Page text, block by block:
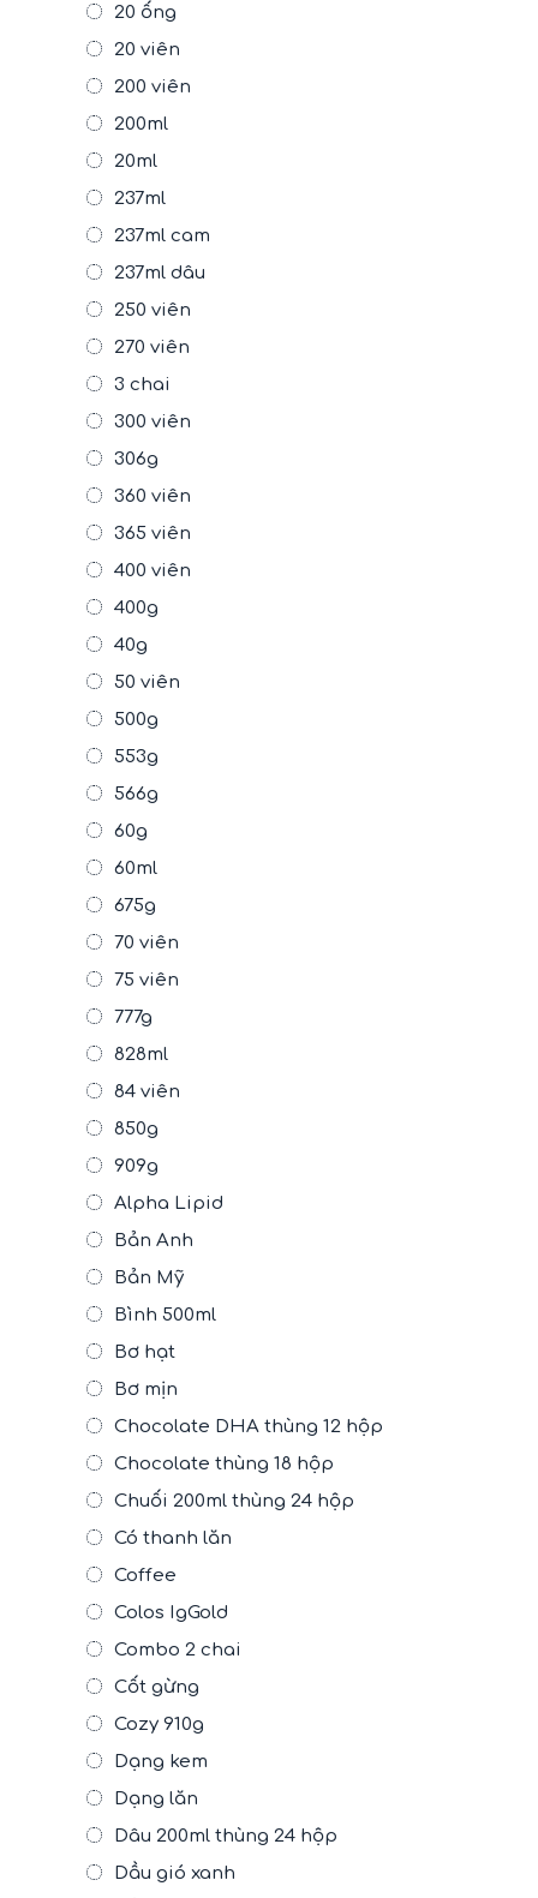
20 ống
20 viên
200 viên
200ml
20ml
237ml
237ml cam
237ml dâu
250 viên
270 viên
3 chai
300 viên
306g
360 viên
365 viên
400 viên
400g
40g
50 viên
500g
553g
566g
60g
60ml
675g
70 viên
75 viên
777g
828ml
84 viên
850g
909g
Alpha Lipid
Bản Anh
Bản Mỹ
Bình 500ml
Bơ hạt
Bơ mịn
Chocolate DHA thùng 12 hộp
Chocolate thùng 18 hộp
Chuối 200ml thùng 24 hộp
Có thanh lăn
Coffee
Colos IgGold
Combo 2 chai
Cốt gừng
Cozy 910g
Dạng kem
Dạng lăn
Dâu 200ml thùng 24 hộp
Dầu gió xanh